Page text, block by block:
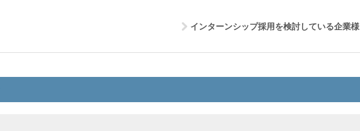
インターンシップ採用を検討している企業